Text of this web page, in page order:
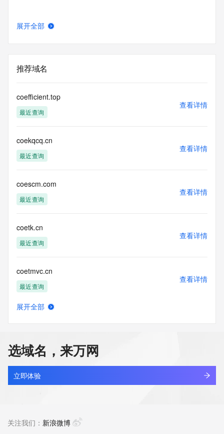
展开全部
推荐域名
coefficient.top
最近查询
查看详情
coekqcq.cn
最近查询
查看详情
coescm.com
最近查询
查看详情
coetk.cn
最近查询
查看详情
coetmvc.cn
最近查询
查看详情
kingsun.cn
最近查询
查看详情
展开全部
选域名，来万网
立即体验
关注我们： 新浪微博